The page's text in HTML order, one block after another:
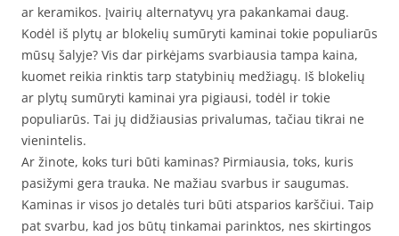
ar keramikos. Įvairių alternatyvų yra pakankamai daug.
Kodėl iš plytų ar blokelių sumūryti kaminai tokie populiarūs
mūsų šalyje? Vis dar pirkėjams svarbiausia tampa kaina,
kuomet reikia rinktis tarp statybinių medžiagų. Iš blokelių
ar plytų sumūryti kaminai yra pigiausi, todėl ir tokie
populiarūs. Tai jų didžiausias privalumas, tačiau tikrai ne
vienintelis.
Ar žinote, koks turi būti kaminas? Pirmiausia, toks, kuris
pasižymi gera trauka. Ne mažiau svarbus ir saugumas.
Kaminas ir visos jo detalės turi būti atsparios karščiui. Taip
pat svarbu, kad jos būtų tinkamai parinktos, nes skirtingos